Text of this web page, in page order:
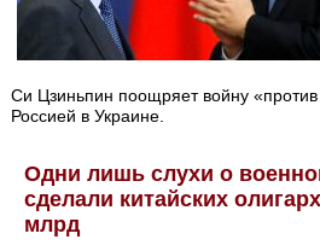
Си Цзиньпин поощряет войну
Россией в Украине.
Одни лишь слухи о
сделали китайских
млрд